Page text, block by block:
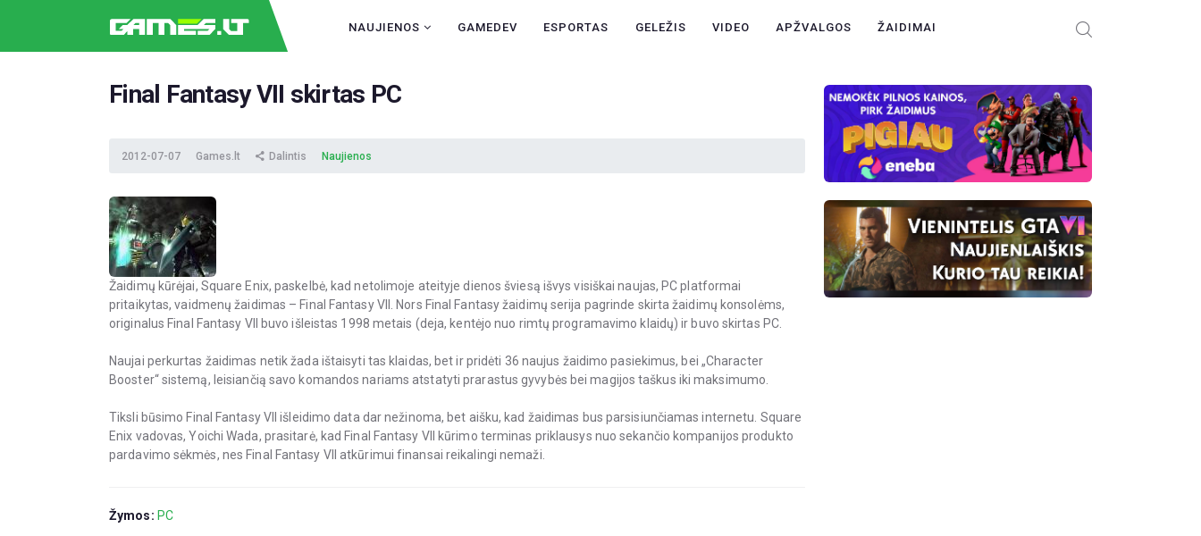
NAUJIENOS GAMEDEV ESPORTAS GELEŽIS VIDEO APŽVALGOS ŽAIDIMAI
NAUJIENOS
Final Fantasy VII skirtas PC
2012-07-07 Games.lt Dalintis Naujienos
Žaidimų kūrėjai, Square Enix, paskelbė, kad netolimoje ateityje dienos šviesą išvys visiškai naujas, PC platformai
pritaikytas, vaidmenų žaidimas – Final Fantasy VII. Nors Final Fantasy žaidimų serija pagrinde skirta žaidimų konsolėms,
originalus Final Fantasy VII buvo išleistas 1998 metais (deja, kentėjo nuo rimtų programavimo klaidų) ir buvo skirtas PC.
Naujai perkurtas žaidimas netik žada ištaisyti tas klaidas, bet ir pridėti 36 naujus žaidimo pasiekimus, bei „Character
Booster“ sistemą, leisiančią savo komandos nariams atstatyti prarastus gyvybės bei magijos taškus iki maksimumo.
Tiksli būsimo Final Fantasy VII išleidimo data dar nežinoma, bet aišku, kad žaidimas bus parsisiunčiamas internetu. Square
Enix vadovas, Yoichi Wada, prasitarė, kad Final Fantasy VII kūrimo terminas priklausys nuo sekančio kompanijos produkto
pardavimo sėkmės, nes Final Fantasy VII atkūrimui finansai reikalingi nemaži.
Žymos: PC